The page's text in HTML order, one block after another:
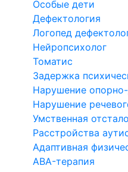
Особые дети
Дефектология
Логопед
Нейропсихолог
Томатис
Задержка
Нарушение опорно-
Нарушение
Умственная
Расстройства
Адаптивная
ABA-терапия